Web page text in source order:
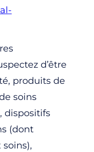
d’être
produits de
soins
dispositifs
(dont